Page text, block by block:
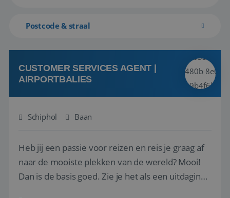
Postcode & straal
CUSTOMER SERVICES AGENT |
AIRPORTBALIES
Schiphol Baan
Heb jij een passie voor reizen en reis je graag af
naar de mooiste plekken van de wereld? Mooi!
Dan is de basis goed. Zie je het als een uitdaging